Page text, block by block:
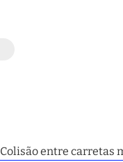
Colisão entre carretas